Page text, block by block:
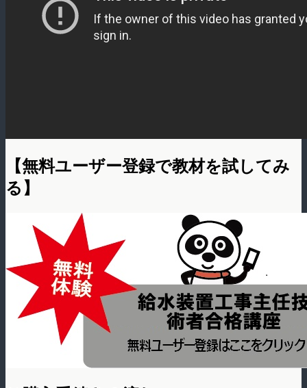
【無料ユーザー登録で教材を試してみ
る】